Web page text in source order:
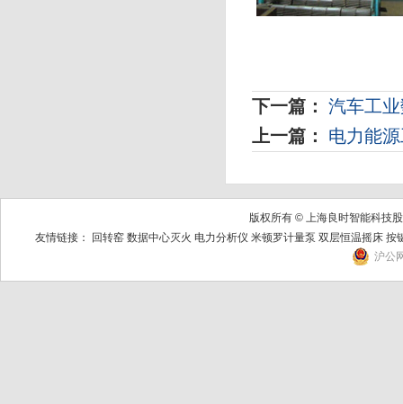
下一篇： 汽车工
上一篇：
电力能
版权所有 © 上海良时智能科技
友情链接：
回转窑 数据中心灭火 电力分析仪 米顿罗计量泵 双层恒温摇床 按
沪公